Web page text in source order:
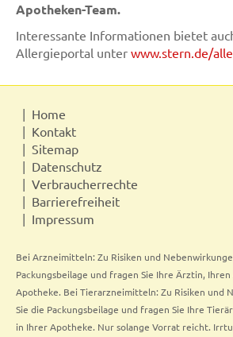
Apotheken-Team.
Interessante Informationen bietet
Allergieportal unter www.stern.de/
Home
Kontakt
Sitemap
Datenschutz
Verbraucherrechte
Barrierefreiheit
Impressum
Bei Arzneimitteln: Zu Risiken und
Packungsbeilage und fragen Sie Ihre Ärztin,
Apotheke. Bei Tierarzneimitteln: Zu Risiken und
Sie die Packungsbeilage und fragen Sie Ihre
in Ihrer Apotheke. Nur solange Vorrat reicht.